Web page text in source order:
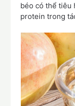
béo có thể tiêu
protein trong